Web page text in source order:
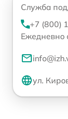
Служба
+7 (800)
Ежедневно
ул.